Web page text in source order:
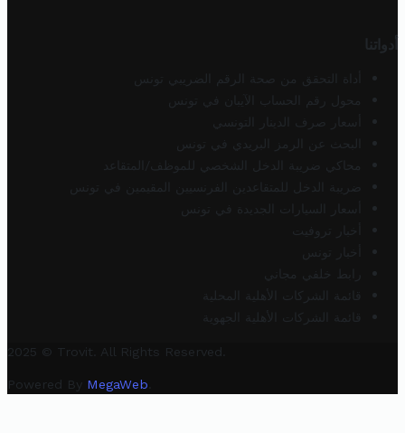
أدواتنا
أداة التحقق من صحة الرقم الضريبي تونس
محول رقم الحساب الآيبان في تونس
أسعار صرف الدينار التونسي
البحث عن الرمز البريدي في تونس
محاكي ضريبة الدخل الشخصي للموظف/المتقاعد
ضريبة الدخل للمتقاعدين الفرنسيين المقيمين في تونس
أسعار السيارات الجديدة في تونس
أخبار تروفيت
أخبار تونس
رابط خلفي مجاني
قائمة الشركات الأهلية المحلية
قائمة الشركات الأهلية الجهوية
2025 © Trovit. All Rights Reserved.
Powered By MegaWeb